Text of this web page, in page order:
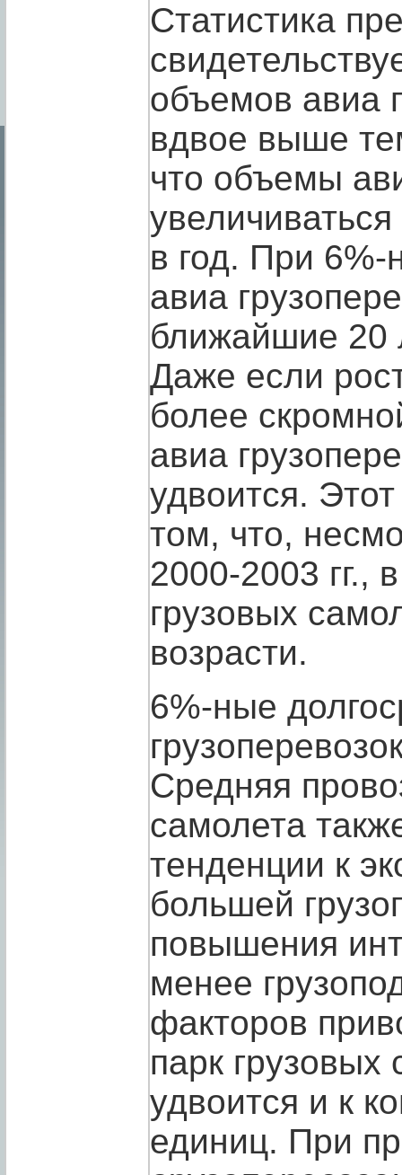
Статистика
объемов авиа
вдвое выше
что объемы
в год. При 6%-
авиа
ближайшие 20
Даже если
более
авиа
удвоится.
том, что,
2000-2003 гг.,
грузовых
возрасти.
6%-ные
Средняя
самолета
тенденции к
большей
повышения
менее
факторов
парк грузовых
удвоится и к
единиц. При